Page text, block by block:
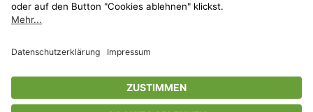
* Streichpreise entsprechen der unverbindlichen Preisempfehlung des